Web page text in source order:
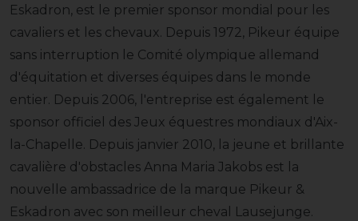
Eskadron, est le premier sponsor mondial pour les
cavaliers et les chevaux. Depuis 1972, Pikeur équipe
sans interruption le Comité olympique allemand
d'équitation et diverses équipes dans le monde
entier. Depuis 2006, l'entreprise est également le
sponsor officiel des Jeux équestres mondiaux d'Aix-
la-Chapelle. Depuis janvier 2010, la jeune et brillante
cavalière d'obstacles Anna Maria Jakobs est la
nouvelle ambassadrice de la marque Pikeur &
Eskadron avec son meilleur cheval Lausejunge.